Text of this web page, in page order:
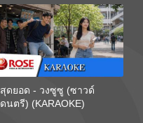
สุดยอด - วงซูซู (ซาวด์
ดนตรี) (KARAOKE)